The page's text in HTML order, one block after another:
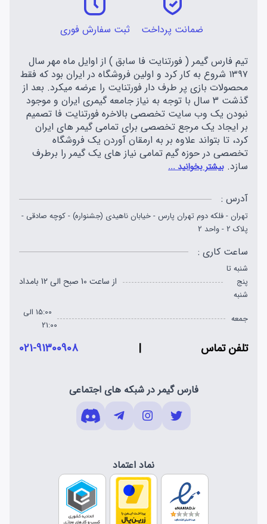
ضمانت پرداخت ثبت سفارش فوری
تیم فارس گیمر ( فورتنایت فا سابق ) از اوایل ماه مهر سال
۱۳۹۷ شروع به کار کرد و اولین فروشگاه در ایران بود که فقط
محصولات بازی پر طرف دار فورتنایت را عرضه میکرد. بعد از
گذشت 3 سال با توجه به نیاز جامعه گیمری ایران و موجود
نبودن یک وب سایت تخصصی بالاخره فورتنایت فا تصمیم
بر ایجاد یک مرجع تخصصی برای تمامی گیمر های ایران
کرد، تا بتواند علاوه بر به ارمقان آوردن یک فروشگاه
تخصصی در حوزه گیم تمامی نیاز های یک گیمر را برطرف
سازد. بیشتر بخوانید ...
آدرس :
تهران - فلکه دوم تهران پارس - خیابان ناهیدی (جشنواره) - کوچه صادقی -
پلاک 2 - واحد 2
ساعت کاری :
شنبه تا
پنج
شنبه
از ساعت 10 صبح الی 12 بامداد
جمعه
15:00 الی
21:00
تلفن تماس |
021-91300908
فارس گیمر در شبکه های اجتماعی
نماد اعتماد